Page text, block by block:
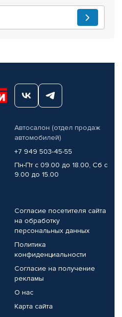
Автосалон (отдел продаж
автомобилей)
+7 949 503-45-55
Пн-Пт с 09.00 до 18.00, Сб с
9.00 до 15.00
Согласие посетителя сайта
на обработку
персональных данных
Политика
конфиденциальности
Согласие на получение
рекламы
О нас
Карта сайта